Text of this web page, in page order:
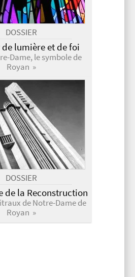
DOSSIER
de lumière et de foi
Dame, le symbole de
Royan »
DOSSIER
de la Reconstruction
de Notre-Dame de
Royan »